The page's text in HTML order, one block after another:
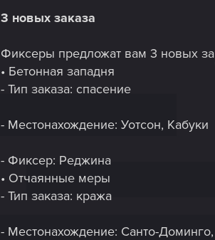
3 новых заказа
Фиксеры предложат вам 3 новых
• Бетонная западня
- Тип заказа: спасение
- Местонахождение: Уотсон, Кабуки
- Фиксер: Реджина
• Отчаянные меры
- Тип заказа: кража
- Местонахождение: Санто-